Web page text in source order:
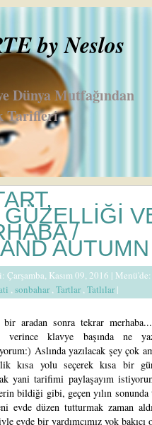
by Neslos
Dünya Mutfağından
Tarifleri
/
AUTUMN
Çarşamba, Kasım 09, 2016 | Menü'de:
,sonbahar,Tartlar,Tatlılar|
bir aradan sonra tekrar
verince klavye başında ne
Aslında yazılacak şey çok
kısa yolu seçerek kısa bir
yani tarifimi paylaşayım
bildiği gibi, geçen yılın sonunda
evde düzen tutturmak zaman
evde bir yardımcımız yok bakıcı